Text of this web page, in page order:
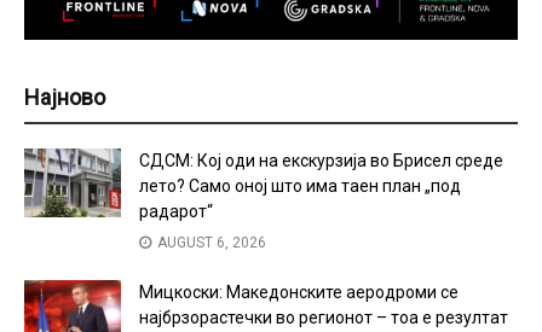
Најново
СДСМ: Кој оди на екскурзија во Брисел среде
лето? Само оној што има таен план „под
радарот“
AUGUST 6, 2026
Мицкоски: Македонските аеродроми се
најбрзорастечки во регионот – тоа е резултат